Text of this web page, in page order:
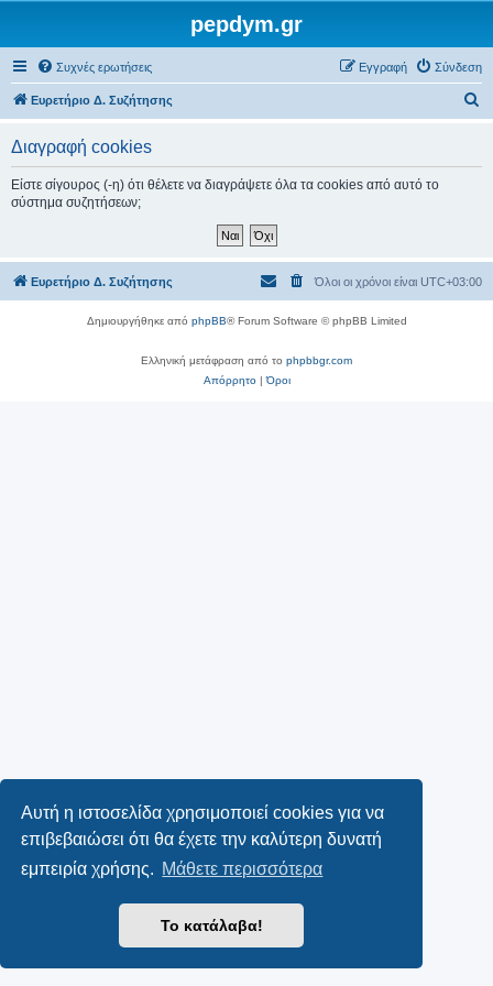
Αυτή η ιστοσελίδα χρησιμοποιεί cookies για να
επιβεβαιώσει ότι θα έχετε την καλύτερη δυνατή
εμπειρία χρήσης. Μάθετε περισσότερα
Το κατάλαβα!
pepdym.gr
Συχνές ερωτήσεις Σύνδεση
Εγγραφή
Ευρετήριο Δ. Συζήτησης
σ
Διαγραφή cookies
Είστε σίγουρος (-η) ότι θέλετε να διαγράψετε όλα τα cookies από αυτό το
σύστημα συζητήσεων;
Ευρετήριο Δ. Συζήτησης Όλοι οι χρόνοι είναι UTC+03:00
Δημιουργήθηκε από phpBB® Forum Software © phpBB Limited
Ελληνική μετάφραση από το phpbbgr.com
Απόρρητο|Όροι